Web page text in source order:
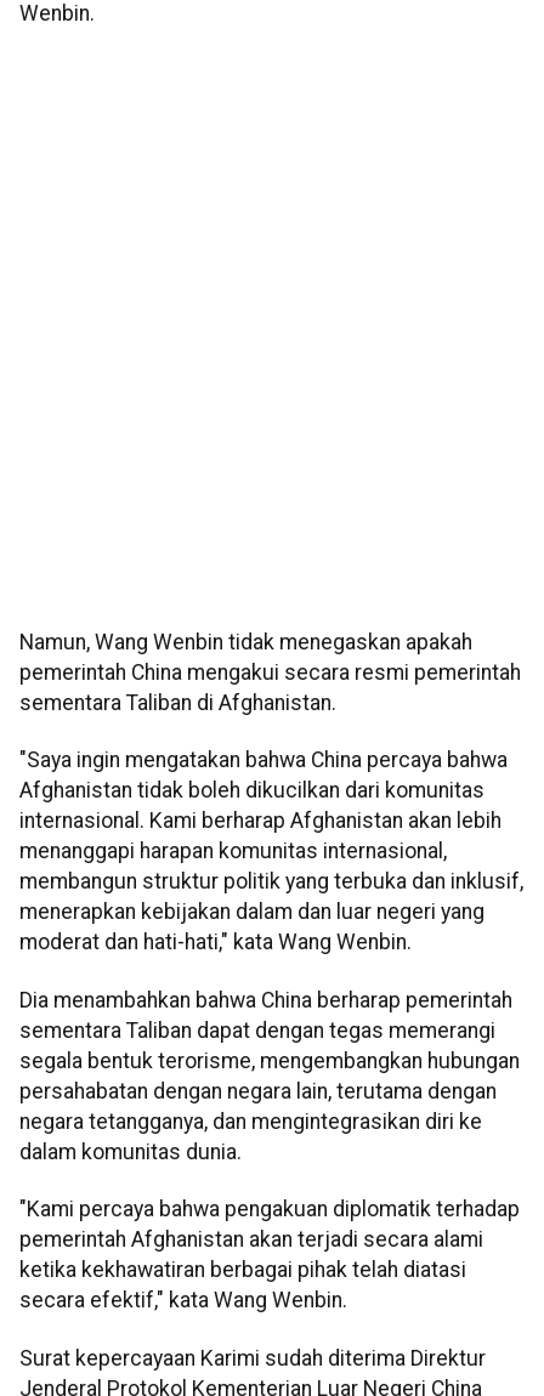
Wenbin.
Namun, Wang Wenbin tidak menegaskan apakah
pemerintah China mengakui secara resmi pemerintah
sementara Taliban di Afghanistan.
"Saya ingin mengatakan bahwa China percaya bahwa
Afghanistan tidak boleh dikucilkan dari komunitas
internasional. Kami berharap Afghanistan akan lebih
menanggapi harapan komunitas internasional,
membangun struktur politik yang terbuka dan inklusif,
menerapkan kebijakan dalam dan luar negeri yang
moderat dan hati-hati," kata Wang Wenbin.
Dia menambahkan bahwa China berharap pemerintah
sementara Taliban dapat dengan tegas memerangi
segala bentuk terorisme, mengembangkan hubungan
persahabatan dengan negara lain, terutama dengan
negara tetangganya, dan mengintegrasikan diri ke
dalam komunitas dunia.
"Kami percaya bahwa pengakuan diplomatik terhadap
pemerintah Afghanistan akan terjadi secara alami
ketika kekhawatiran berbagai pihak telah diatasi
secara efektif," kata Wang Wenbin.
Surat kepercayaan Karimi sudah diterima Direktur
Jenderal Protokol Kementerian Luar Negeri China